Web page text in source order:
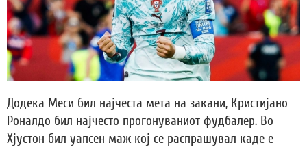
Додека Меси бил најчеста мета на закани, Кристијано
Роналдо бил најчесто прогонуваниот фудбалер. Во
Хјустон бил уапсен маж кој се распрашувал каде е